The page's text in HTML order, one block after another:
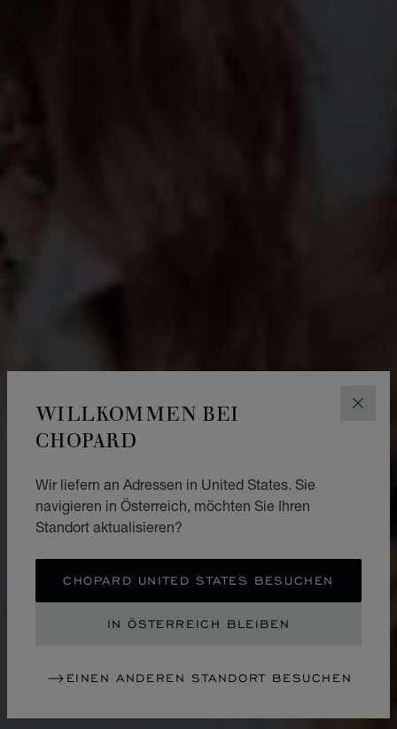
WILLKOMMEN BEI
CHOPARD
Wir liefern an Adressen in United States. Sie
navigieren in Österreich, möchten Sie Ihren
Standort aktualisieren?
CHOPARD UNITED STATES BESUCHEN
IN ÖSTERREICH BLEIBEN
EINEN ANDEREN STANDORT BESUCHEN